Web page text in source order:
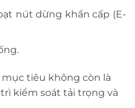
nút dừng khẩn cấp (E-
tiêu không còn là
kiểm soát tải trọng và